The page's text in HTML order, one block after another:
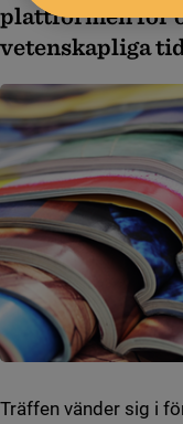
plattformen för
vetenskapliga
Träffen vänder sig i